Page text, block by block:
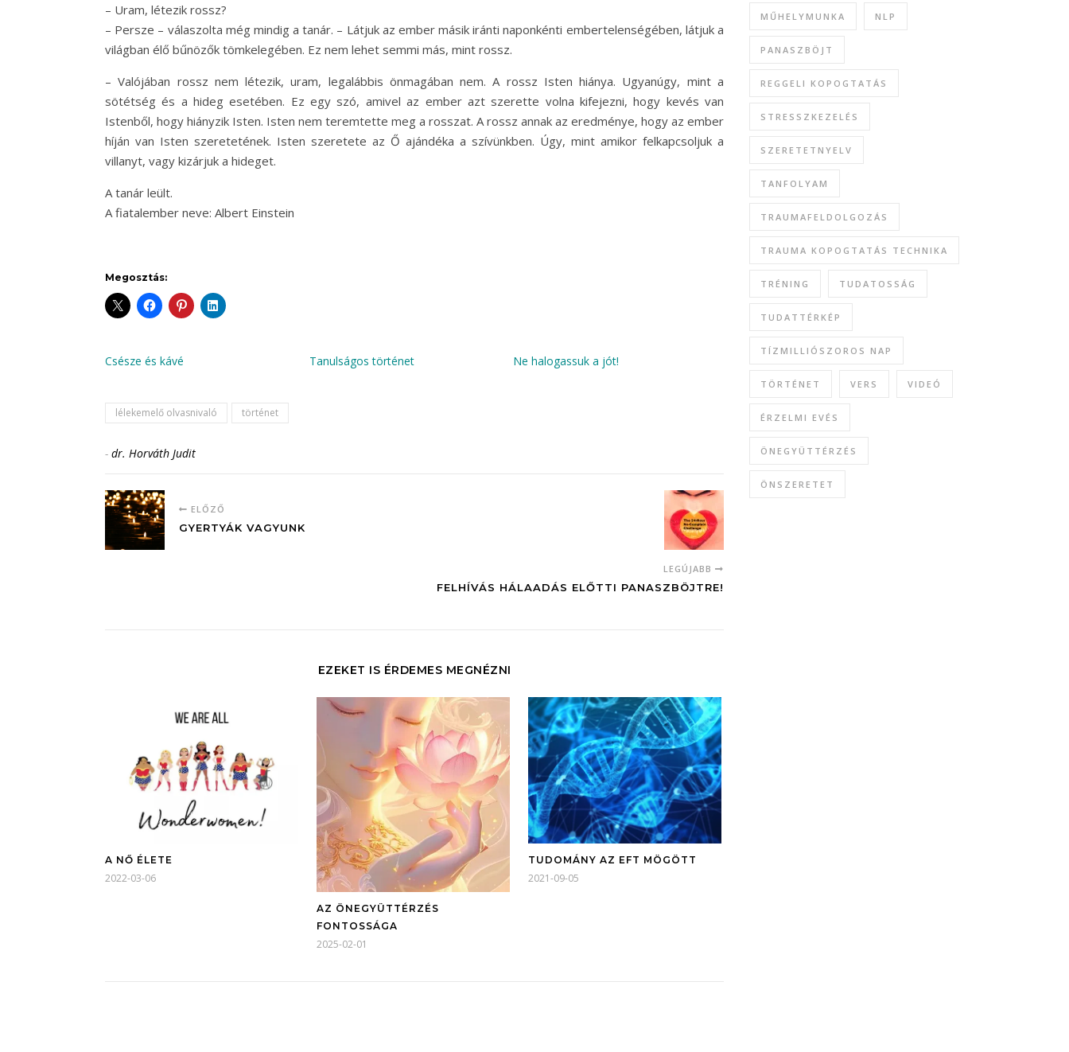
– Uram, létezik rossz?
– Persze – válaszolta még mindig a tanár. – Látjuk az ember másik iránti naponkénti embertelenségében, látjuk a
világban élő bűnözők tömkelegében. Ez nem lehet semmi más, mint rossz.
– Valójában rossz nem létezik, uram, legalábbis önmagában nem. A rossz Isten hiánya. Ugyanúgy, mint a
sötétség és a hideg esetében. Ez egy szó, amivel az ember azt szerette volna kifejezni, hogy kevés van
Istenből, hogy hiányzik Isten. Isten nem teremtette meg a rosszat. A rossz annak az eredménye, hogy az ember
híján van Isten szeretetének. Isten szeretete az Ő ajándéka a szívünkben. Úgy, mint amikor felkapcsoljuk a
villanyt, vagy kizárjuk a hideget.
A tanár leült.
A fiatalember neve: Albert Einstein
Megosztás:
Csésze és kávé Tanulságos történet Ne halogassuk a jót!
lélekemelő olvasnivaló történet
- dr. Horváth Judit
ELŐZŐ
GYERTYÁK VAGYUNK
LEGÚJABB
FELHÍVÁS HÁLAADÁS ELŐTTI PANASZBÖJTRE!
EZEKET IS ÉRDEMES MEGNÉZNI
A NŐ ÉLETE
2022-03-06
AZ ÖNEGYÜTTÉRZÉS
FONTOSSÁGA
2025-02-01
TUDOMÁNY AZ EFT MÖGÖTT
2021-09-05
MŰHELYMUNKA NLP
PANASZBÖJT
REGGELI KOPOGTATÁS
STRESSZKEZELÉS
SZERETETNYELV
TANFOLYAM
TRAUMAFELDOLGOZÁS
TRAUMA KOPOGTATÁS TECHNIKA
TRÉNING TUDATOSSÁG
TUDATTÉRKÉP
TÍZMILLIÓSZOROS NAP
TÖRTÉNET VERS VIDEÓ
ÉRZELMI EVÉS
ÖNEGYÜTTÉRZÉS
ÖNSZERETET